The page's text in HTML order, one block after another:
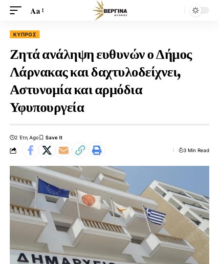
Aa
ΚΎΠΡΟΣ
Ζητά ανάληψη ευθυνών ο Δήμος
Λάρνακας και δαχτυλοδείχνει,
Αστυνομία και αρμόδια
Υφυπουργεία
2 Έτη Ago
3 Min Read